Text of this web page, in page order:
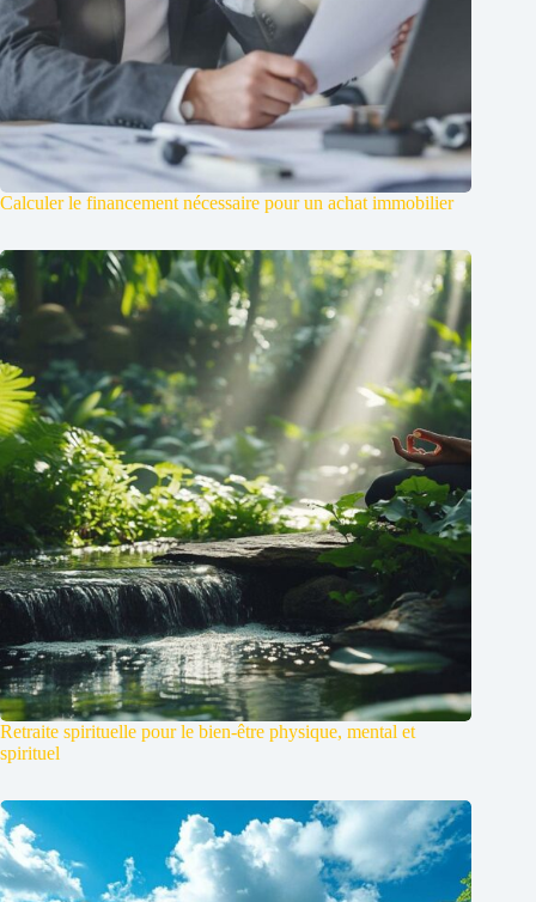
Calculer le financement nécessaire pour un achat immobilier
Retraite spirituelle pour le bien-être physique, mental et
spirituel